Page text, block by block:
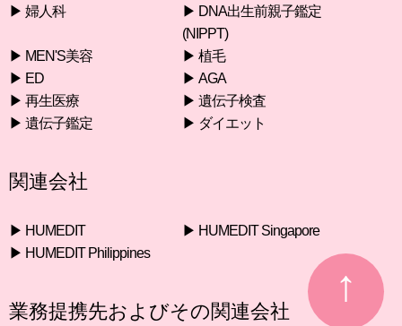
▶︎ 婦人科
▶︎ DNA出生前親子鑑定
(NIPPT)
▶︎ MEN'S美容
▶︎ 植毛
▶︎ ED
▶︎ AGA
▶︎ 再生医療
▶︎ 遺伝子検査
▶︎ 遺伝子鑑定
▶︎ ダイエット
関連会社
▶︎ HUMEDIT
▶︎ HUMEDIT Singapore
▶︎ HUMEDIT Philippines
業務提携先およびその関連会社